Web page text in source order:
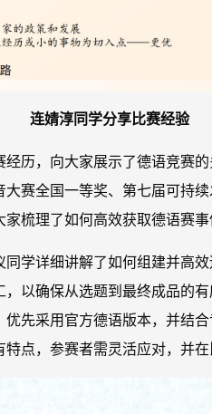
连婧淳同学分享比赛经验
历，向大家展示了德语竞赛
赛全国一等奖、第七届可持
梳理了如何高效获取德语赛事
学详细讲解了如何组建并高
以确保从选题到最终成品的
先采用官方德语版本，并结
点，参赛者需灵活应对，并在